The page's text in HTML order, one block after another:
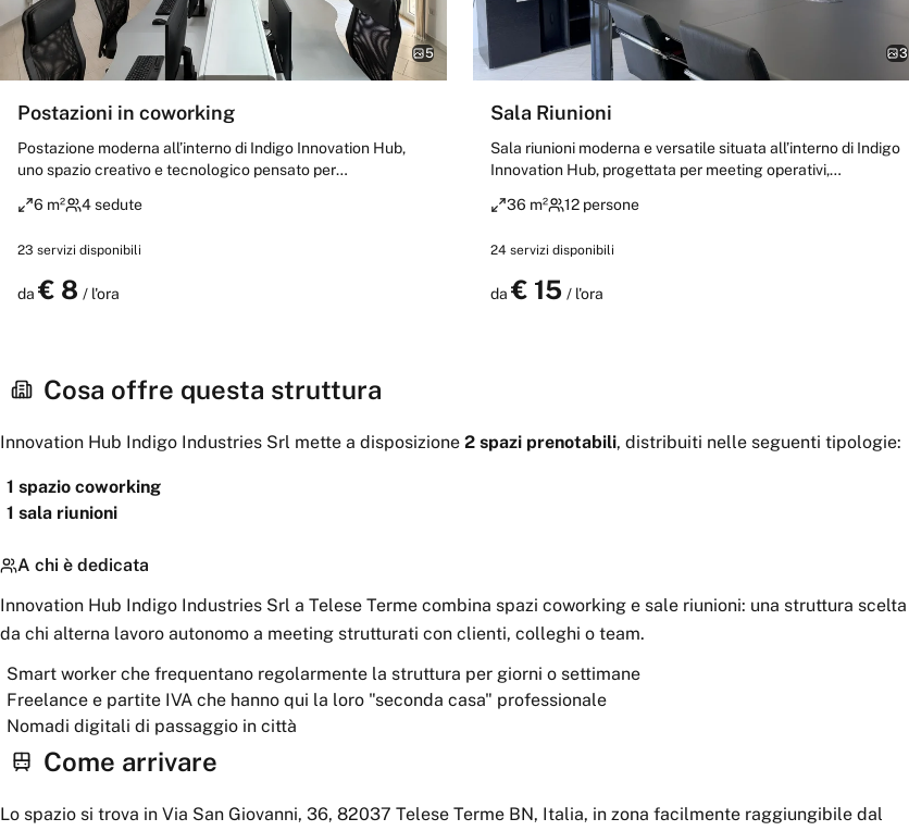
5
Postazioni in coworking
Postazione moderna all’interno di Indigo Innovation Hub,
uno spazio creativo e tecnologico pensato per
postazione offre un ambiente riservato e funzionale ideale
creativo e attività collaborative. Connessione ad alta
velocità, atmosfera professionale e contesto dinamico
orientato all’innovazione completano l’esperienza di lavoro.
6 m² 4 sedute
23 servizi disponibili
da € 8 / l'ora
3
Sala Riunioni
Sala riunioni moderna e versatile situata all’interno di Indigo
Innovation Hub, progettata per meeting operativi,
incontri professionali. Lo spazio offre un ambiente
ideale per startup, aziende, freelance e team creativi.
Perfetta per attività collaborative, sessioni strategiche e
incontri business in un contesto innovativo e dinamico.
36 m² 12 persone
24 servizi disponibili
da€ 15 / l'ora
Cosa offre questa struttura
Innovation Hub Indigo Industries Srl mette a disposizione 2 spazi prenotabili, distribuiti nelle seguenti tipologie:
1 spazio coworking
1 sala riunioni
A chi è dedicata
Innovation Hub Indigo Industries Srl a Telese Terme combina spazi coworking e sale riunioni: una struttura scelta
da chi alterna lavoro autonomo a meeting strutturati con clienti, colleghi o team.
Smart worker che frequentano regolarmente la struttura per giorni o settimane
Freelance e partite IVA che hanno qui la loro "seconda casa" professionale
Nomadi digitali di passaggio in città
Come arrivare
Lo spazio si trova in Via San Giovanni, 36, 82037 Telese Terme BN, Italia, in zona facilmente raggiungibile dal